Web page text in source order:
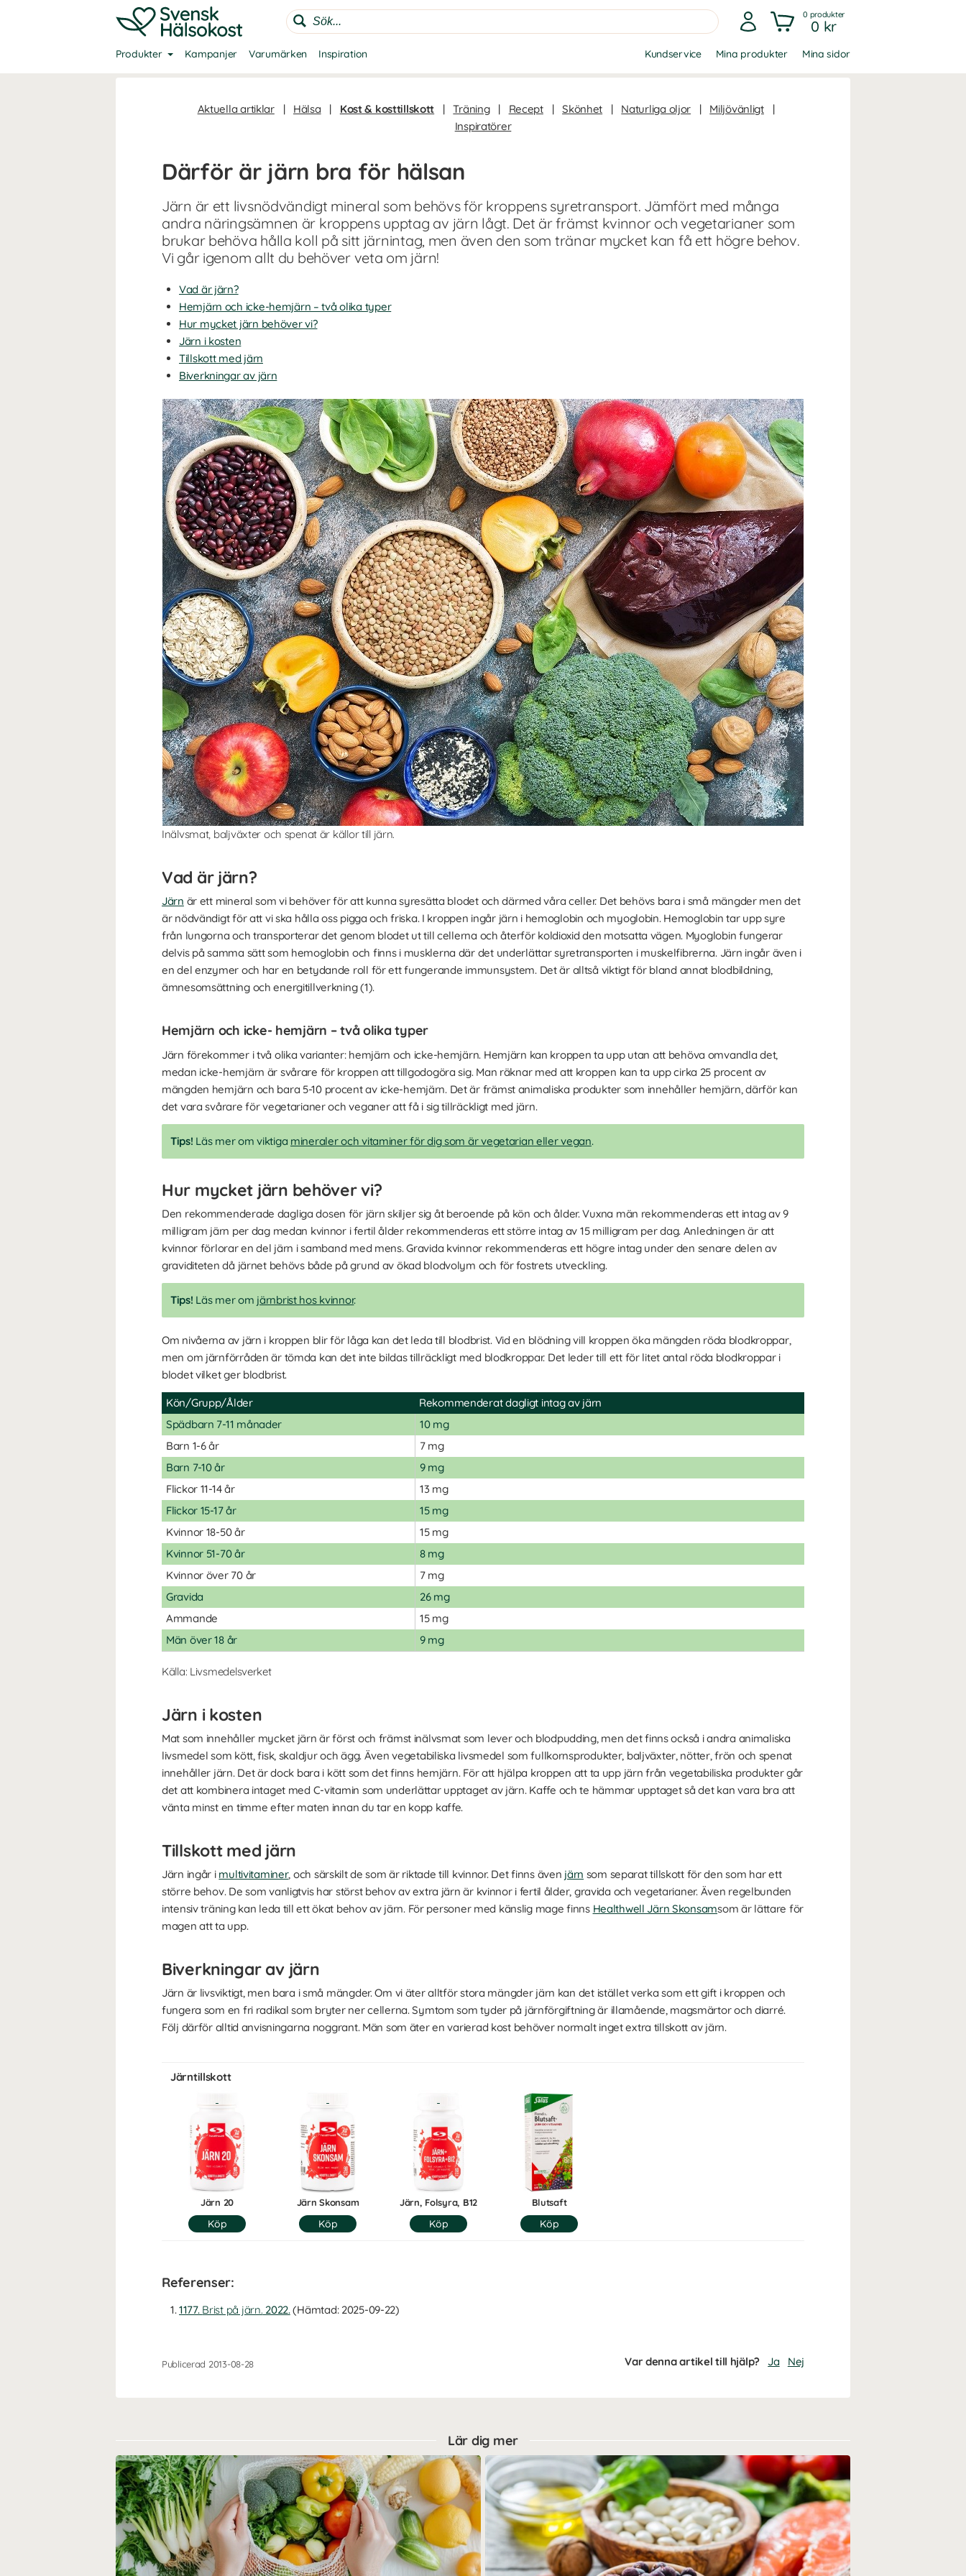
0 produkter
0 kr
Produkter Kampanjer Varumärken Inspiration Kundservice Mina produkter Mina sidor
Aktuella artiklar | Hälsa | Kost & kosttillskott | Träning | Recept | Skönhet | Naturliga oljor | Miljövänligt
|
Inspiratörer
Därför är järn bra för hälsan
Järn är ett livsnödvändigt mineral som behövs för kroppens syretransport. Jämfört med många
andra näringsämnen är kroppens upptag av järn lågt. Det är främst kvinnor och vegetarianer som
brukar behöva hålla koll på sitt järnintag, men även den som tränar mycket kan få ett högre behov.
Vi går igenom allt du behöver veta om järn!
Vad är järn?
Hemjärn och icke-hemjärn – två olika typer
Hur mycket järn behöver vi?
Järn i kosten
Tillskott med järn
Biverkningar av järn
Inälvsmat, baljväxter och spenat är källor till järn.
Vad är järn?
Järn är ett mineral som vi behöver för att kunna syresätta blodet och därmed våra celler. Det behövs bara i små mängder men det
är nödvändigt för att vi ska hålla oss pigga och friska. I kroppen ingår järn i hemoglobin och myoglobin. Hemoglobin tar upp syre
från lungorna och transporterar det genom blodet ut till cellerna och återför koldioxid den motsatta vägen. Myoglobin fungerar
delvis på samma sätt som hemoglobin och finns i musklerna där det underlättar syretransporten i muskelfibrerna. Järn ingår även i
en del enzymer och har en betydande roll för ett fungerande immunsystem. Det är alltså viktigt för bland annat blodbildning,
ämnesomsättning och energitillverkning (1).
Hemjärn och icke- hemjärn – två olika typer
Järn förekommer i två olika varianter: hemjärn och icke-hemjärn. Hemjärn kan kroppen ta upp utan att behöva omvandla det,
medan icke-hemjärn är svårare för kroppen att tillgodogöra sig. Man räknar med att kroppen kan ta upp cirka 25 procent av
mängden hemjärn och bara 5-10 procent av icke-hemjärn. Det är främst animaliska produkter som innehåller hemjärn, därför kan
det vara svårare för vegetarianer och veganer att få i sig tillräckligt med järn.
Tips! Läs mer om viktiga mineraler och vitaminer för dig som är vegetarian eller vegan.
Hur mycket järn behöver vi?
Den rekommenderade dagliga dosen för järn skiljer sig åt beroende på kön och ålder. Vuxna män rekommenderas ett intag av 9
milligram järn per dag medan kvinnor i fertil ålder rekommenderas ett större intag av 15 milligram per dag. Anledningen är att
kvinnor förlorar en del järn i samband med mens. Gravida kvinnor rekommenderas ett högre intag under den senare delen av
graviditeten då järnet behövs både på grund av ökad blodvolym och för fostrets utveckling.
Tips! Läs mer om järnbrist hos kvinnor.
Om nivåerna av järn i kroppen blir för låga kan det leda till blodbrist. Vid en blödning vill kroppen öka mängden röda blodkroppar,
men om järnförråden är tömda kan det inte bildas tillräckligt med blodkroppar. Det leder till ett för litet antal röda blodkroppar i
blodet vilket ger blodbrist.
Kön/Grupp/Ålder
Rekommenderat dagligt intag av järn
Spädbarn 7-11 månader
10 mg
Barn 1-6 år
7 mg
Barn 7-10 år
9 mg
Flickor 11-14 år
13 mg
Flickor 15-17 år
15 mg
Kvinnor 18-50 år
15 mg
Kvinnor 51-70 år
8 mg
Kvinnor över 70 år
7 mg
Gravida
26 mg
Ammande
15 mg
Män över 18 år
9 mg
Källa: Livsmedelsverket
Järn i kosten
Mat som innehåller mycket järn är först och främst inälvsmat som lever och blodpudding, men det finns också i andra animaliska
livsmedel som kött, fisk, skaldjur och ägg. Även vegetabiliska livsmedel som fullkornsprodukter, baljväxter, nötter, frön och spenat
innehåller järn. Det är dock bara i kött som det finns hemjärn. För att hjälpa kroppen att ta upp järn från vegetabiliska produkter går
det att kombinera intaget med C-vitamin som underlättar upptaget av järn. Kaffe och te hämmar upptaget så det kan vara bra att
vänta minst en timme efter maten innan du tar en kopp kaffe.
Tillskott med järn
Järn ingår i multivitaminer, och särskilt de som är riktade till kvinnor. Det finns även järn som separat tillskott för den som har ett
större behov. De som vanligtvis har störst behov av extra järn är kvinnor i fertil ålder, gravida och vegetarianer. Även regelbunden
intensiv träning kan leda till ett ökat behov av järn. För personer med känslig mage finns Healthwell Järn Skonsamsom är lättare för
magen att ta upp.
Biverkningar av järn
Järn är livsviktigt, men bara i små mängder. Om vi äter alltför stora mängder järn kan det istället verka som ett gift i kroppen och
fungera som en fri radikal som bryter ner cellerna. Symtom som tyder på järnförgiftning är illamående, magsmärtor och diarré.
Följ därför alltid anvisningarna noggrant. Män som äter en varierad kost behöver normalt inget extra tillskott av järn.
Järntillskott
Järn 20 Järn Skonsam Järn, Folsyra, B12 Blutsaft
Referenser:
1177. Brist på järn. 2022.(Hämtad: 2025-09-22)
Publicerad 2013-08-28 Var denna artikel till hjälp? Ja Nej
Lär dig mer